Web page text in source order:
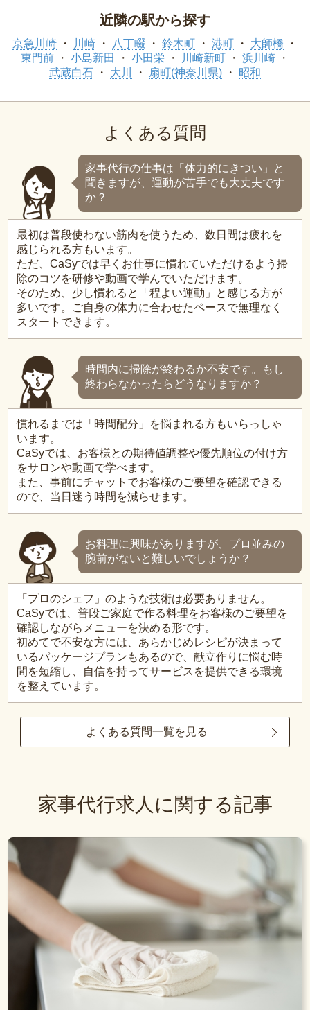
近隣の駅から探す
京急川崎 川崎 八丁畷 鈴木町 港町
大師橋
東門前
小島新田 小田栄 川崎新町
浜川崎
武蔵白石
大川 扇町(神奈川県) 昭和
よくある質問
家事代行の仕事は「体力的にきつい」と
聞きますが、運動が苦手でも大丈夫です
か？
最初は普段使わない筋肉を使うため、数日間は疲れを
感じられる方もいます。
ただ、CaSyでは早くお仕事に慣れていただけるよう掃
除のコツを研修や動画で学んでいただけます。
そのため、少し慣れると「程よい運動」と感じる方が
多いです。ご自身の体力に合わせたペースで無理なく
スタートできます。
時間内に掃除が終わるか不安です。もし
終わらなかったらどうなりますか？
慣れるまでは「時間配分」を悩まれる方もいらっしゃ
います。
CaSyでは、お客様との期待値調整や優先順位の付け方
をサロンや動画で学べます。
また、事前にチャットでお客様のご要望を確認できる
ので、当日迷う時間を減らせます。
お料理に興味がありますが、プロ並みの
腕前がないと難しいでしょうか？
「プロのシェフ」のような技術は必要ありません。
CaSyでは、普段ご家庭で作る料理をお客様のご要望を
確認しながらメニューを決める形です。
初めてで不安な方には、あらかじめレシピが決まって
いるパッケージプランもあるので、献立作りに悩む時
間を短縮し、自信を持ってサービスを提供できる環境
を整えています。
よくある質問一覧を見る
家事代行求人に関する記事